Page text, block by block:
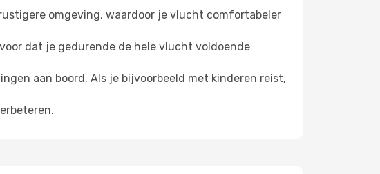
omgeving, waardoor je vlucht comfortabeler
dat je gedurende de hele vlucht voldoende
aan boord. Als je bijvoorbeeld met kinderen reist,